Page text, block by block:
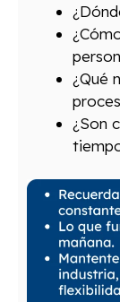
¿Qué
¿Son